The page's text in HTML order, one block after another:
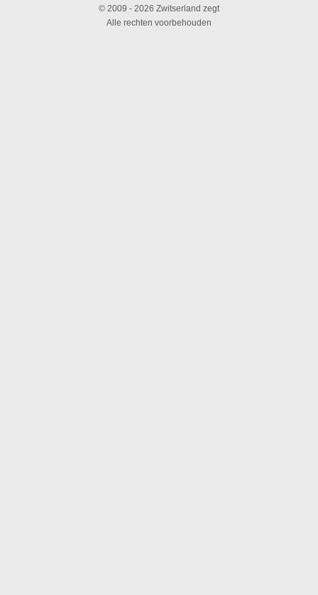
© 2009 - 2026 Zwitserland zegt
Alle rechten voorbehouden